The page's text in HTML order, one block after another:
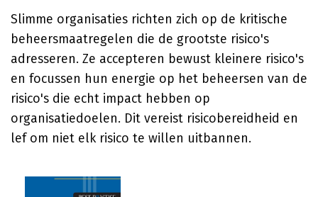
Slimme organisaties richten zich op de kritische
beheersmaatregelen die de grootste risico's
adresseren. Ze accepteren bewust kleinere risico's
en focussen hun energie op het beheersen van de
risico's die echt impact hebben op
organisatiedoelen. Dit vereist risicobereidheid en
lef om niet elk risico te willen uitbannen.